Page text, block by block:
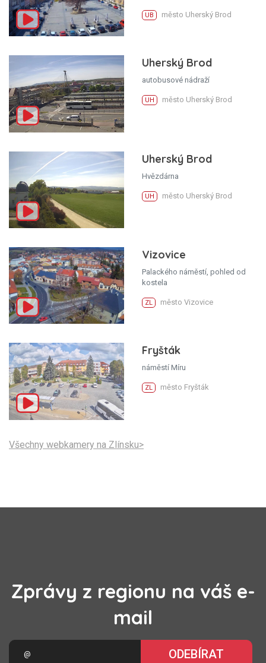
UB město Uherský Brod
Uherský Brod
autobusové nádraží
UH město Uherský Brod
Uherský Brod
Hvězdárna
UH město Uherský Brod
Vizovice
Palackého náměstí, pohled od
kostela
ZL město Vizovice
Fryšták
náměstí Míru
ZL město Fryšták
Všechny webkamery na Zlínsku>
Zprávy z regionu na váš e-
mail
ODEBÍRAT